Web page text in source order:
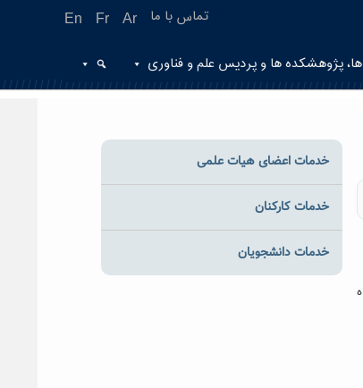
En Fr Ar تماس با ما
پژوهشکده ها و پردیس علم و فناوری
خدمات اعضای هیات علمی
خدمات کارکنان
خدمات دانشجویان